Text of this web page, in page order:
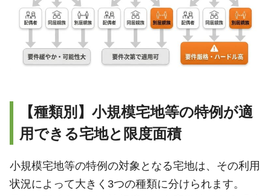
【種類別】小規模宅地等の特例が適
用できる宅地と限度面積
小規模宅地等の特例の対象となる宅地は、その利用
状況によって大きく3つの種類に分けられます。